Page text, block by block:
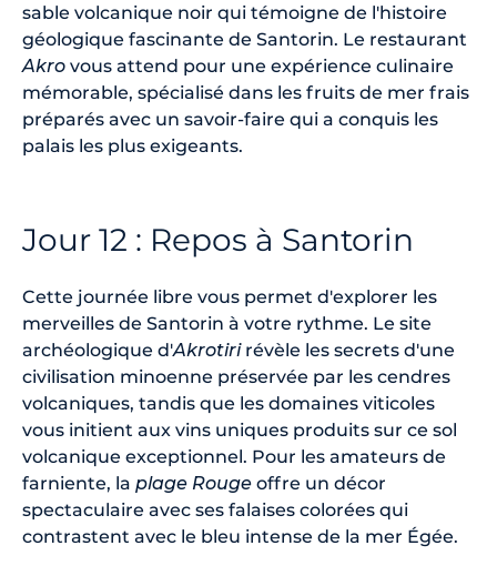
sable volcanique noir qui témoigne de l'histoire
géologique fascinante de Santorin. Le restaurant
Akro vous attend pour une expérience culinaire
mémorable, spécialisé dans les fruits de mer frais
préparés avec un savoir-faire qui a conquis les
palais les plus exigeants.
Jour 12 : Repos à Santorin
Cette journée libre vous permet d'explorer les
merveilles de Santorin à votre rythme. Le site
archéologique d'Akrotiri révèle les secrets d'une
civilisation minoenne préservée par les cendres
volcaniques, tandis que les domaines viticoles
vous initient aux vins uniques produits sur ce sol
volcanique exceptionnel. Pour les amateurs de
farniente, la plage Rouge offre un décor
spectaculaire avec ses falaises colorées qui
contrastent avec le bleu intense de la mer Égée.